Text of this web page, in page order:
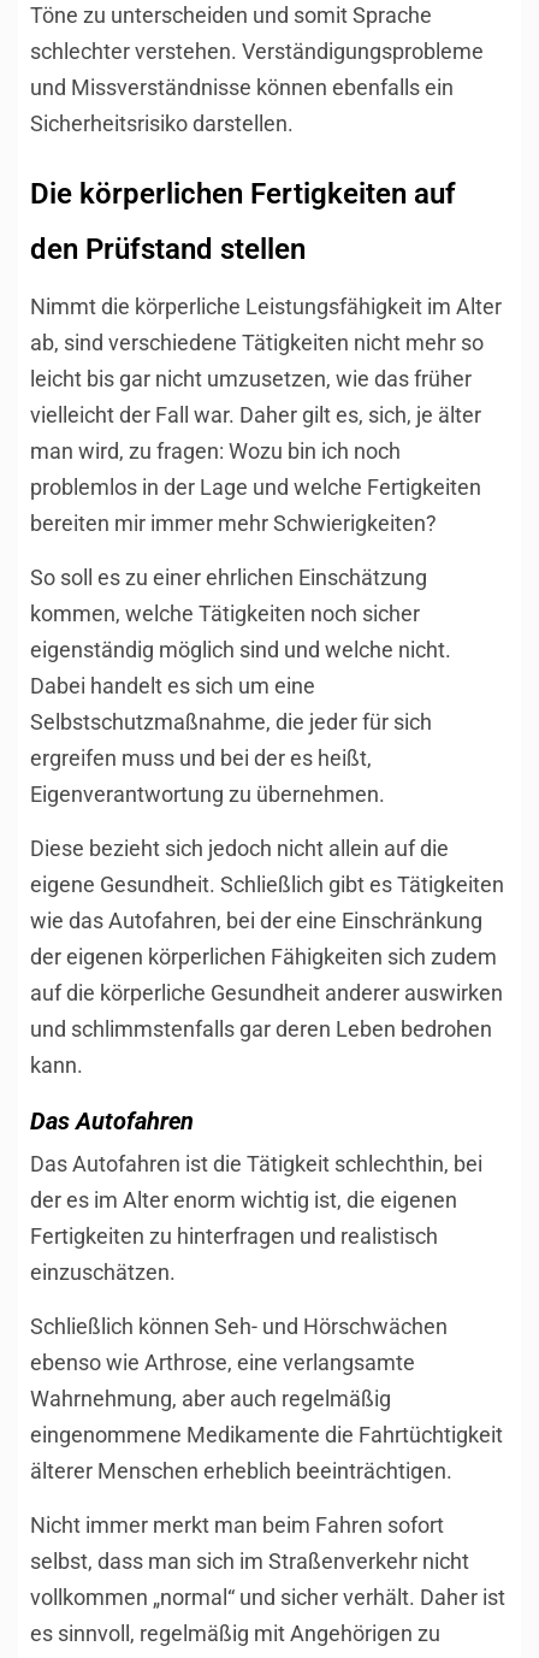
Töne zu unterscheiden und somit Sprache
schlechter verstehen. Verständigungsprobleme
und Missverständnisse können ebenfalls ein
Sicherheitsrisiko darstellen.
Die körperlichen Fertigkeiten auf
den Prüfstand stellen
Nimmt die körperliche Leistungsfähigkeit im Alter
ab, sind verschiedene Tätigkeiten nicht mehr so
leicht bis gar nicht umzusetzen, wie das früher
vielleicht der Fall war. Daher gilt es, sich, je älter
man wird, zu fragen: Wozu bin ich noch
problemlos in der Lage und welche Fertigkeiten
bereiten mir immer mehr Schwierigkeiten?
So soll es zu einer ehrlichen Einschätzung
kommen, welche Tätigkeiten noch sicher
eigenständig möglich sind und welche nicht.
Dabei handelt es sich um eine
Selbstschutzmaßnahme, die jeder für sich
ergreifen muss und bei der es heißt,
Eigenverantwortung zu übernehmen.
Diese bezieht sich jedoch nicht allein auf die
eigene Gesundheit. Schließlich gibt es Tätigkeiten
wie das Autofahren, bei der eine Einschränkung
der eigenen körperlichen Fähigkeiten sich zudem
auf die körperliche Gesundheit anderer auswirken
und schlimmstenfalls gar deren Leben bedrohen
kann.
Das Autofahren
Das Autofahren ist die Tätigkeit schlechthin, bei
der es im Alter enorm wichtig ist, die eigenen
Fertigkeiten zu hinterfragen und realistisch
einzuschätzen.
Schließlich können Seh- und Hörschwächen
ebenso wie Arthrose, eine verlangsamte
Wahrnehmung, aber auch regelmäßig
eingenommene Medikamente die Fahrtüchtigkeit
älterer Menschen erheblich beeinträchtigen.
Nicht immer merkt man beim Fahren sofort
selbst, dass man sich im Straßenverkehr nicht
vollkommen „normal“ und sicher verhält. Daher ist
es sinnvoll, regelmäßig mit Angehörigen zu